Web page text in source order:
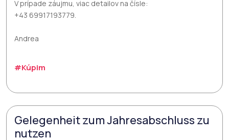
V prípade záujmu, viac detailov na čísle:
+43 69917193779.
Andrea
#Kúpim
Gelegenheit zum Jahresabschluss zu
nutzen